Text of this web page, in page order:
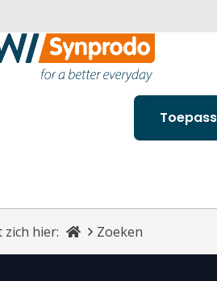
zich hier: Zoeken